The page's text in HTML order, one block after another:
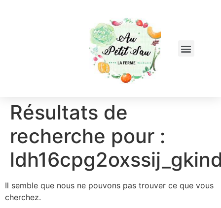
Résultats de
recherche pour :
Il semble que nous ne pouvons pas trouver ce que vous
cherchez.